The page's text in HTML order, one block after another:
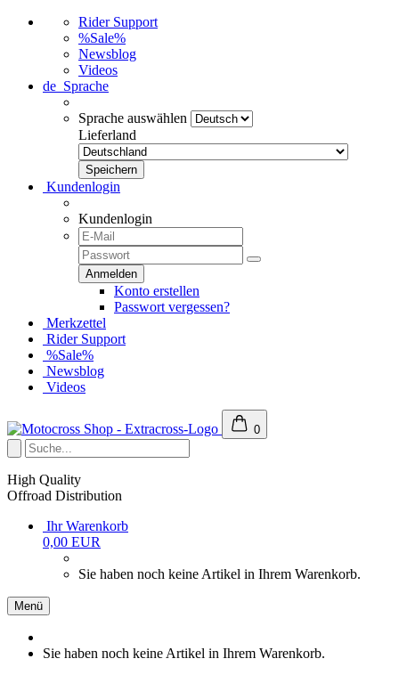
Rider Support
%Sale%
Newsblog
Videos
de Sprache
Sprache auswählen
Lieferland
Kundenlogin
Kundenlogin
Konto erstellen
Passwort vergessen?
Merkzettel
Rider Support
%Sale%
Newsblog
Videos
0
High Quality
Offroad Distribution
Ihr Warenkorb
0,00 EUR
Sie haben noch keine Artikel in Ihrem Warenkorb.
Menü
Sie haben noch keine Artikel in Ihrem Warenkorb.